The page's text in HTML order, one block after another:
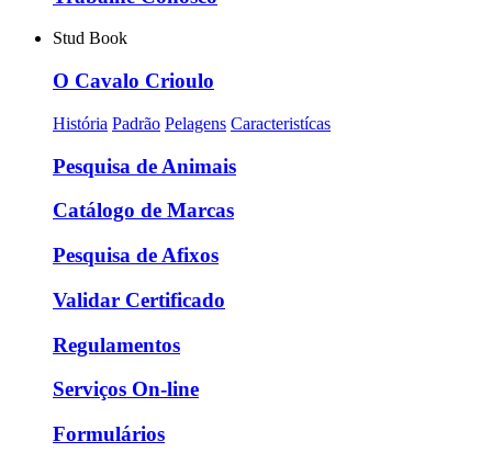
Stud Book
O Cavalo Crioulo
História Padrão Pelagens Caracteristícas
Pesquisa de Animais
Catálogo de Marcas
Pesquisa de Afixos
Validar Certificado
Regulamentos
Serviços On-line
Formulários